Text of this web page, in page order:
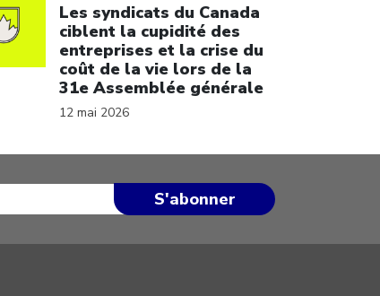
Les syndicats du Canada
ciblent la cupidité des
entreprises et la crise du
coût de la vie lors de la
31e Assemblée générale
12 mai 2026